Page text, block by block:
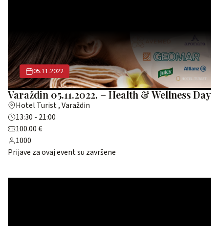
05.11.2022
Varaždin 05.11.2022. – Health & Wellness Day
Hotel Turist , Varaždin
13:30 - 21:00
100.00 €
1000
Prijave za ovaj event su završene